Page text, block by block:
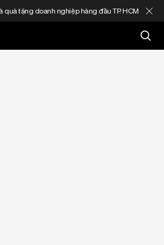
tặng doanh nghiệp hàng đầu TP. HCM